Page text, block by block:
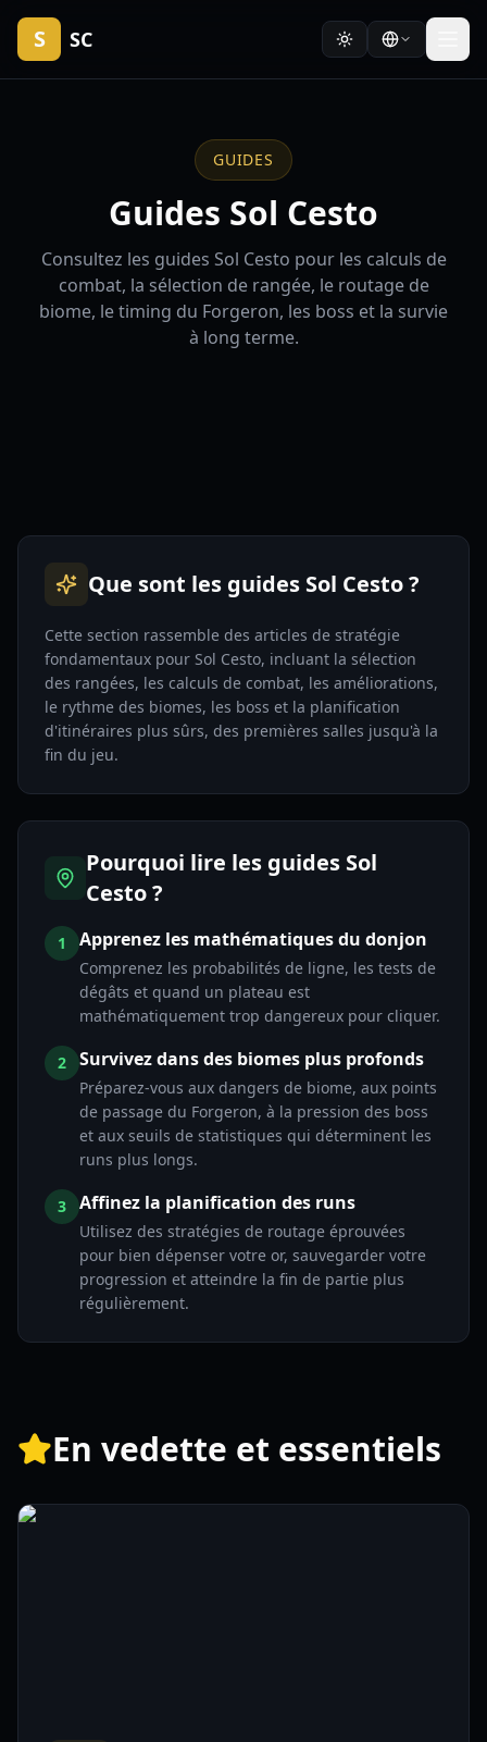
S SC
GUIDES
Guides Sol Cesto
Consultez les guides Sol Cesto pour les calculs de
combat, la sélection de rangée, le routage de
biome, le timing du Forgeron, les boss et la survie
à long terme.
Que sont les guides Sol Cesto ?
Cette section rassemble des articles de stratégie
fondamentaux pour Sol Cesto, incluant la sélection
des rangées, les calculs de combat, les améliorations,
le rythme des biomes, les boss et la planification
d'itinéraires plus sûrs, des premières salles jusqu'à la
fin du jeu.
Pourquoi lire les guides Sol
Cesto ?
1 Apprenez les mathématiques du donjon
Comprenez les probabilités de ligne, les tests de
dégâts et quand un plateau est
mathématiquement trop dangereux pour cliquer.
2 Survivez dans des biomes plus profonds
Préparez-vous aux dangers de biome, aux points
de passage du Forgeron, à la pression des boss
et aux seuils de statistiques qui déterminent les
runs plus longs.
3 Affinez la planification des runs
Utilisez des stratégies de routage éprouvées
pour bien dépenser votre or, sauvegarder votre
progression et atteindre la fin de partie plus
régulièrement.
En vedette et essentiels